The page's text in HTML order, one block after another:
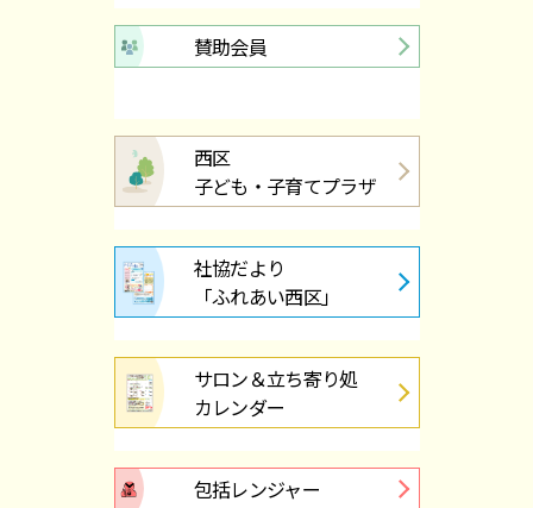
2026.05.19 高齢者
５/２６(火）１３：３０～ ひまわりてらカフェは中止
高齢者
５/８(金）１４：００～「そんぽのカフェ」は中止にな
りました。
2026.05.01 高齢者
サロンカレンダー令和８年５月号できました！
高齢者
４/２４(金）１４：００～「そんぽのカフェ」は中止に
なりました。
賛助会員
西区
子ども・子育てプラザ
社協だより
「ふれあい西区」
サロン＆立ち寄り処
カレンダー
包括レンジャー